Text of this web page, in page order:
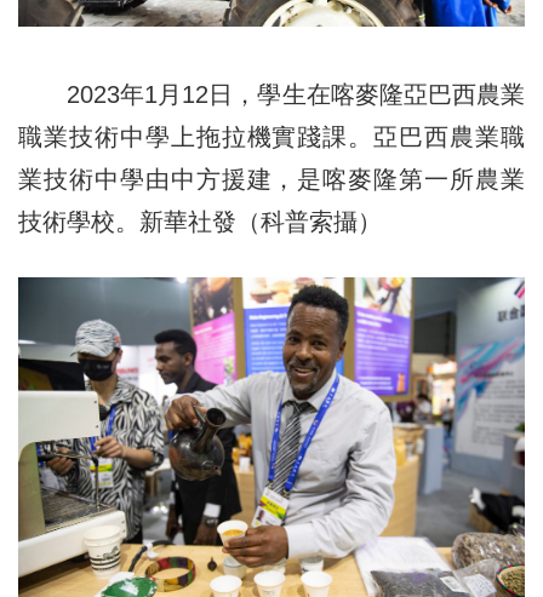
2023年1月12日，學生在喀麥隆亞巴西農業
職業技術中學上拖拉機實踐課。亞巴西農業職
業技術中學由中方援建，是喀麥隆第一所農業
技術學校。新華社發（科普索攝）